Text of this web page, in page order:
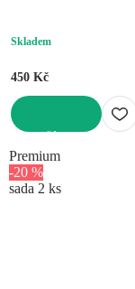
Skladem
450 Kč
Premium
-20 %
sada 2 ks